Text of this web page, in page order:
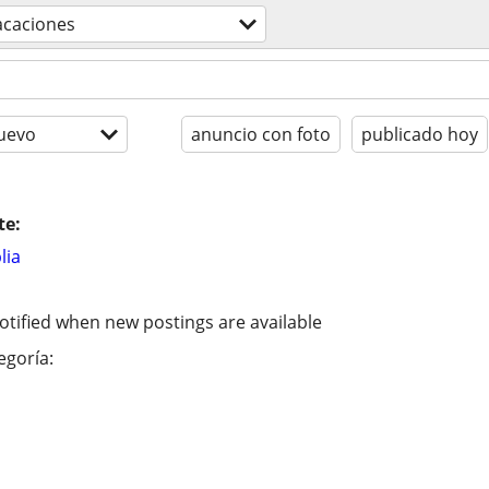
anuncio con foto publicado hoy
when new postings are available